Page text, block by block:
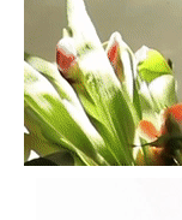
장미 컨디셔닝 시 다치
주세요. 컨디셔닝을 하지
있습니다.
배송시 꽃잎의 보호를 위
주시기바랍니다.